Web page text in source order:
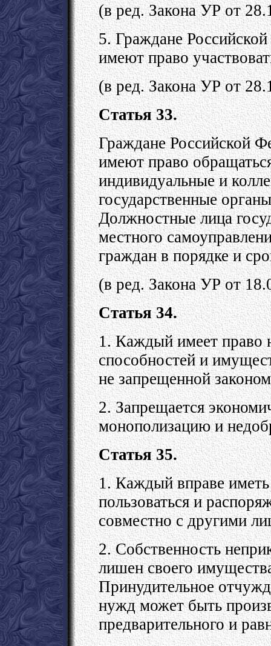
(в ред. Закона УР от
5. Граждане
имеют право
(в ред. Закона УР от
Статья 33.
Граждане Российской
имеют право
индивидуальные и
государственные
Должностные лица
местного
граждан в порядке и
(в ред. Закона УР от
Статья 34.
1. Каждый имеет право
способностей и
не запрещенной
2. Запрещается
монополизацию и
Статья 35.
1. Каждый вправе
пользоваться и
совместно с другими
2. Собственность
лишен своего
Принудительное
нужд может быть
предварительного и